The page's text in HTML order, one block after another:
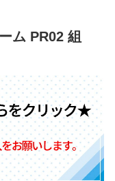
ム PR02 組